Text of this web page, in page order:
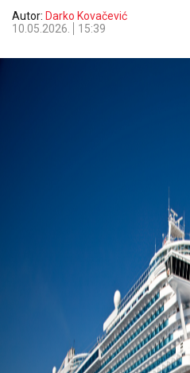
Autor: Darko Kovačević
10.05.2026.
15:39